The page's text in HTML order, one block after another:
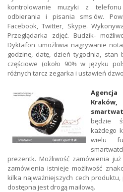
kontrolowanie muzyki z
odbierania i pisania sms'ów.
Facebook, Twitter, Skype.
Przeglądarka zdjęć. Budzik-
Dyktafon umożliwia nagrywanie
godzinę, datę, dzień tygodnia, stan
częściowe (około 90% w języku
różnych tarcz zegarka i ustawień
Agencja
będzie
każdego
wielu
prezentk. Możliwość zamówienia
zamówienia istnieje możliwość
kilka najważniejszych cech
dostępna jest drogą mailową.